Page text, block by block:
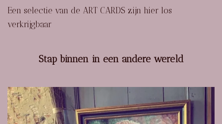
Een selectie van de ART CARDS zijn hier los
verkrijgbaar
Stap binnen in een andere wereld